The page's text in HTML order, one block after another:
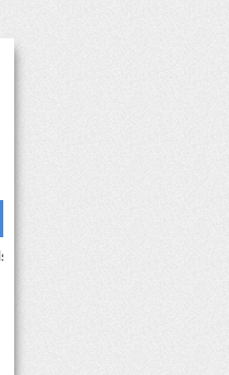
/ 400M Utar Kampus